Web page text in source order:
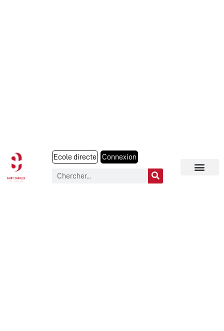
Ecole directe Connexion